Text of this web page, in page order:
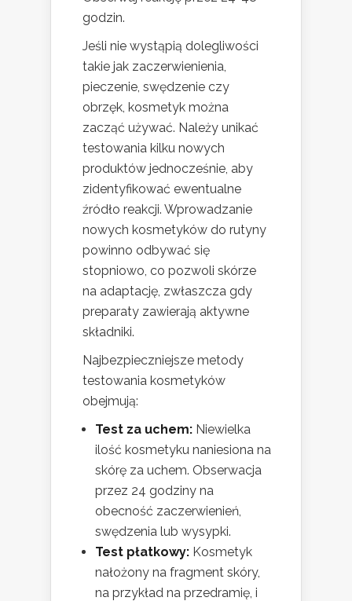
godzin.
Jeśli nie wystąpią dolegliwości
takie jak zaczerwienienia,
pieczenie, swędzenie czy
obrzęk, kosmetyk można
zacząć używać. Należy unikać
testowania kilku nowych
produktów jednocześnie, aby
zidentyfikować ewentualne
źródło reakcji. Wprowadzanie
nowych kosmetyków do rutyny
powinno odbywać się
stopniowo, co pozwoli skórze
na adaptację, zwłaszcza gdy
preparaty zawierają aktywne
składniki.
Najbezpieczniejsze metody
testowania kosmetyków
obejmują:
Test za uchem: Niewielka
ilość kosmetyku naniesiona na
skórę za uchem. Obserwacja
przez 24 godziny na
obecność zaczerwienień,
swędzenia lub wysypki.
Test płatkowy: Kosmetyk
nałożony na fragment skóry,
na przykład na przedramię, i